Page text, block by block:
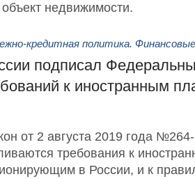
недвижимости.
кредитная политика.
подписал
к иностранным
от 2 августа 2019 года
требования к
в России, и к